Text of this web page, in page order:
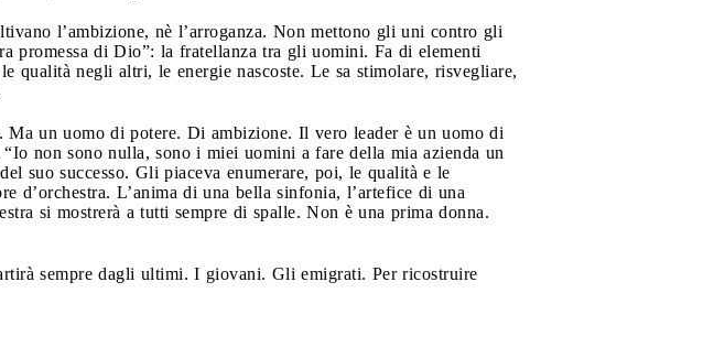
l’ambizione, nè l’arroganza. Non mettono gli uni contro gli
promessa di Dio”: la fratellanza tra gli uomini. Fa di elementi
qualità negli altri, le energie nascoste. Le sa stimolare, risvegliare,
un uomo di potere. Di ambizione. Il vero leader è un uomo di
non sono nulla, sono i miei uomini a fare della mia azienda un
suo successo. Gli piaceva enumerare, poi, le qualità e le
d’orchestra. L’anima di una bella sinfonia, l’artefice di una
si mostrerà a tutti sempre di spalle. Non è una prima donna.
sempre dagli ultimi. I giovani. Gli emigrati. Per ricostruire